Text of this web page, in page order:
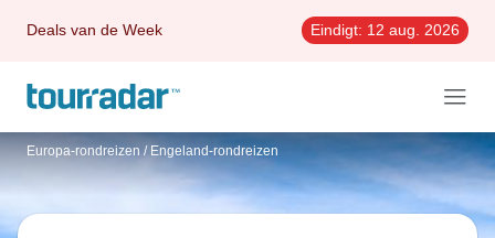
Deals van de Week Eindigt: 12 aug. 2026
Europa-rondreizen / Engeland-rondreizen